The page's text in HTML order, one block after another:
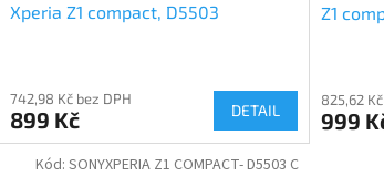
Xperia Z1 compact, D5503
742,98 Kč bez DPH
899 Kč DETAIL
Z1
825,62
999
Kód: SONYXPERIA Z1 COMPACT- D5503 C